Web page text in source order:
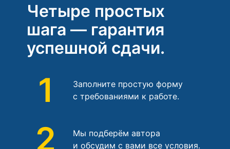
Четыре простых
шага — гарантия
успешной сдачи.
1
Заполните простую форму
с требованиями к работе.
2
Мы подберём автора
и обсудим с вами все условия.